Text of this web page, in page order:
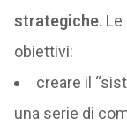
strategiche.
obiettivi:
creare il
una serie di